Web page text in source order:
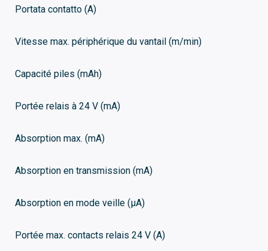
Portata contatto (A)
Vitesse max. périphérique du vantail (m/min)
Capacité piles (mAh)
Portée relais à 24 V (mA)
Absorption max. (mA)
Absorption en transmission (mA)
Absorption en mode veille (μA)
Portée max. contacts relais 24 V (A)